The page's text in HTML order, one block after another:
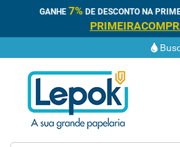
GANHE 7% DE DESCONTO NA